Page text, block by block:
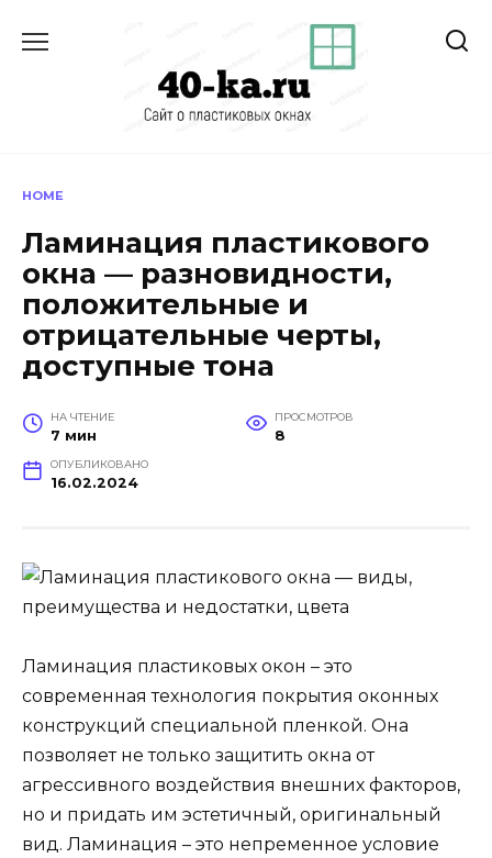
HOME
Ламинация пластикового
окна — разновидности,
положительные и
отрицательные черты,
доступные тона
НА ЧТЕНИЕ
7 мин
ПРОСМОТРОВ
8
ОПУБЛИКОВАНО
16.02.2024
Ламинация пластиковых окон – это
современная технология покрытия оконных
конструкций специальной пленкой. Она
позволяет не только защитить окна от
агрессивного воздействия внешних факторов,
но и придать им эстетичный, оригинальный
вид. Ламинация – это непременное условие